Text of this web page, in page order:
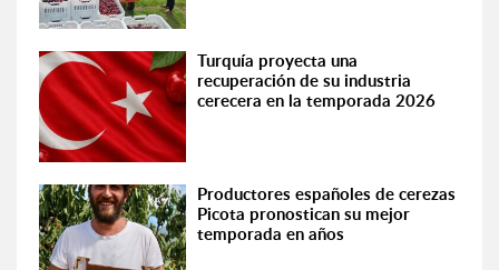
Turquía proyecta una
recuperación de su industria
cerecera en la temporada 2026
Productores españoles de cerezas
Picota pronostican su mejor
temporada en años